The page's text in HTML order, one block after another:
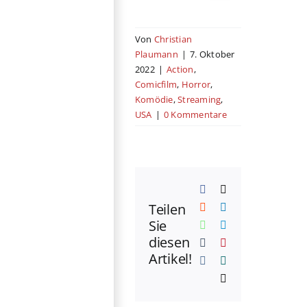
Von Christian
Plaumann | 7. Oktober
2022 | Action,
Comicfilm, Horror,
Komödie,Streaming,
USA | 0 Kommentare
Teilen
Sie
diesen
Artikel!
Facebook
Reddit
WhatsApp
Tumblr